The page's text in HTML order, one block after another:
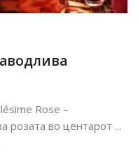
Rose –
розата во центарот ...